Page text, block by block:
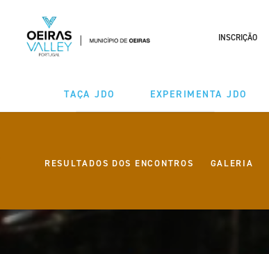
INSCRIÇÃO
TAÇA JDO
CALENDÁRIO
EXPERIMENTA JDO
RESULTADOS DOS ENCONTROS GALERIA